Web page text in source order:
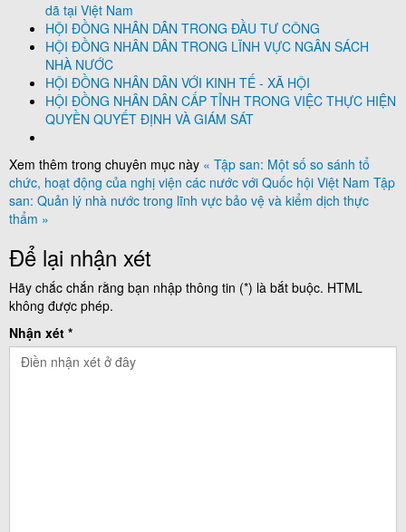
dã tại Việt Nam
HỘI ĐỒNG NHÂN DÂN TRONG ĐẦU TƯ CÔNG
HỘI ĐỒNG NHÂN DÂN TRONG LĨNH VỰC NGÂN SÁCH
NHÀ NƯỚC
HỘI ĐỒNG NHÂN DÂN VỚI KINH TẾ - XÃ HỘI
HỘI ĐỒNG NHÂN DÂN CẤP TỈNH TRONG VIỆC THỰC HIỆN
QUYỀN QUYẾT ĐỊNH VÀ GIÁM SÁT
Xem thêm trong chuyên mục này « Tập san: Một số so sánh tổ
chức, hoạt động của nghị viện các nước với Quốc hội Việt Nam Tập
san: Quản lý nhà nước trong lĩnh vực bảo vệ và kiểm dịch thực
thẩm »
Để lại nhận xét
Hãy chắc chắn rằng bạn nhập thông tin (*) là bắt buộc. HTML
không được phép.
Nhận xét *